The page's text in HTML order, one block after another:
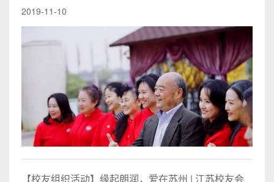
2019-11-10
【校友组织活动】缘起朗润，爱在苏州 | 江苏校友会